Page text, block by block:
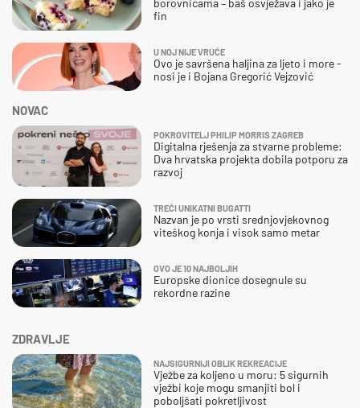
ZDRAVLJE
NAJSIGURNIJI OBLIK REKREACIJE
Vježbe za koljeno u moru: 5 sigurnih
vježbi koje mogu smanjiti bol i
poboljšati pokretljivost
NOVAC
POKROVITELJ PHILIP MORRIS ZAGREB
Digitalna rješenja za stvarne probleme:
Dva hrvatska projekta dobila potporu za
razvoj
TREĆI UNIKATNI BUGATTI
Nazvan je po vrsti srednjovjekovnog
viteškog konja i visok samo metar
OVO JE 10 NAJBOLJIH
Europske dionice dosegnule su
rekordne razine
fin
U NOJ NIJE VRUĆE
Ovo je savršena haljina za ljeto i more -
nosi je i Bojana Gregorić Vejzović